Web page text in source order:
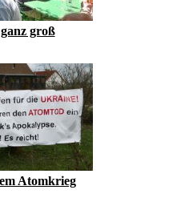
groß
Atomkrieg